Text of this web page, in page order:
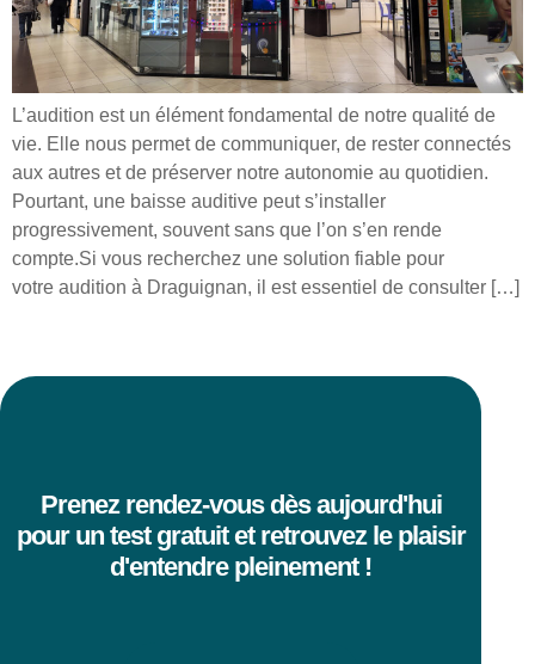
L’audition est un élément fondamental de notre qualité de
vie. Elle nous permet de communiquer, de rester connectés
aux autres et de préserver notre autonomie au quotidien.
Pourtant, une baisse auditive peut s’installer
progressivement, souvent sans que l’on s’en rende
compte.Si vous recherchez une solution fiable pour
votre audition à Draguignan, il est essentiel de consulter […]
Prenez rendez-vous dès aujourd'hui
pour un test gratuit et retrouvez le plaisir
d'entendre pleinement !